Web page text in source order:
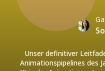
Unser definitiver
Animationspipelines des